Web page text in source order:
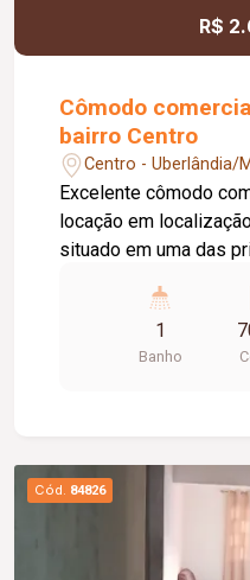
R$
Cômodo
bairro Centro
Centro - Uberlândia/
Excelente cômodo
locação em
situado em uma das
grande visibilidade e
possui
dispondo de 01
1
Banho
Cód. 84826